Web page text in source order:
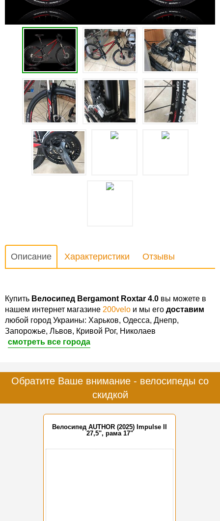
Описание Характеристики Отзывы
Купить Велосипед Bergamont Roxtar 4.0 вы можете в
нашем интернет магазине 200velo и мы его доставим
любой город Украины: Харьков, Одесса, Днепр,
Запорожье, Львов, Кривой Рог, Николаев
смотреть все города
Обратите Ваше внимание - велосипеды со
скидкой
Велосипед AUTHOR (2025) Impulse II
27,5", рама 17"